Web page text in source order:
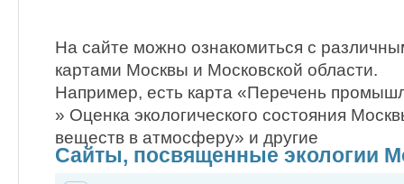
На сайте можно ознакомиться с
картами Москвы и Московской области.
Например, есть карта «Перечень
» Оценка экологического состояния
веществ в атмосферу» и другие
Сайты, посвященные экологии